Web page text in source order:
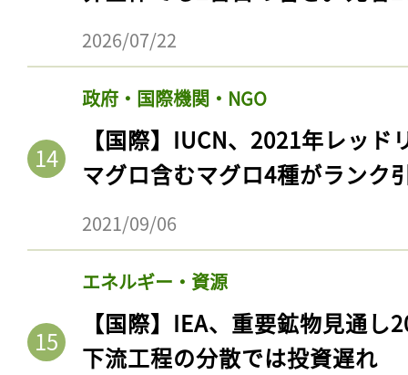
2026/07/22
政府・国際機関・NGO
【国際】IUCN、2021年レッ
マグロ含むマグロ4種がランク
2021/09/06
エネルギー・資源
【国際】IEA、重要鉱物見通
下流工程の分散では投資遅れ